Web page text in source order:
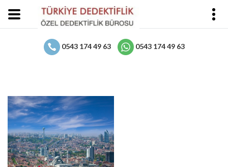
0543 174 49 63 0543 174 49 63